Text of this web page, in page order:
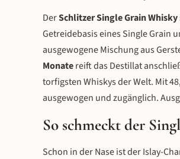
DerSchlitzer Single Grain
Getreidebasis eines Single Grain
ausgewogene Mischung aus
Monatereift das Destillat
torfigsten Whiskys der Welt. Mit
ausgewogen und zugänglich.
So schmeckt der
Schon in der Nase ist der Islay-